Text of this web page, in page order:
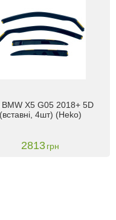
X5 G05 2018+ 5D
(вставні, 4шт) (Heko)
2813грн